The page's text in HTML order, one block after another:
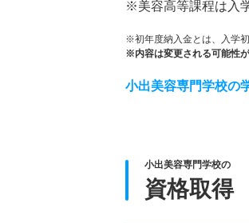
※美容高等課程は入
※初年度納入金とは、入学
※内容は変更される可能性
小出美容専門学校の
小出美容専門学校の
資格取得